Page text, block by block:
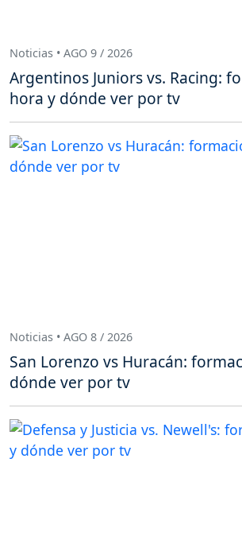
Noticias • AGO 9 / 2026
Argentinos Juniors vs. Racing:
hora y dónde ver por tv
Noticias • AGO 8 / 2026
San Lorenzo vs Huracán:
dónde ver por tv